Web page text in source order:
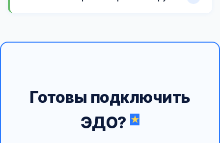
Готовы подключить
ЭДО?